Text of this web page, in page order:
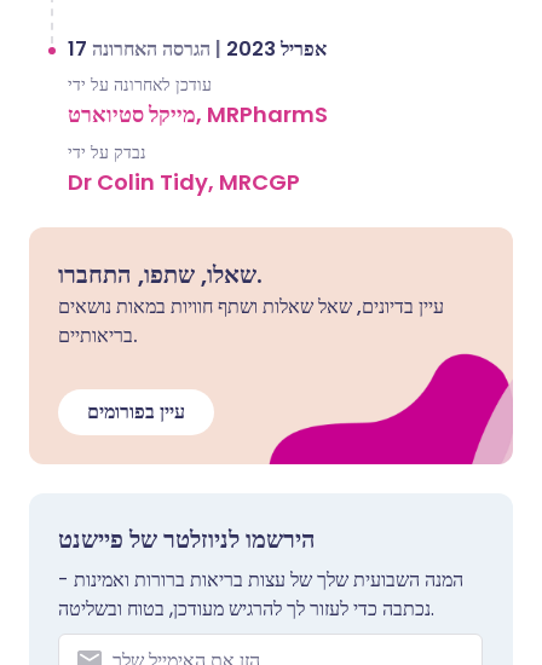
17 אפריל 2023 | הגרסה האחרונה
עודכן לאחרונה על ידי
מייקל סטיוארט, MRPharmS
נבדק על ידי
Dr Colin Tidy, MRCGP
שאלו, שתפו, התחברו.
עיין בדיונים, שאל שאלות ושתף חוויות במאות נושאים
בריאותיים.
עיין בפורומים
הירשמו לניוזלטר של פיישנט
המנה השבועית שלך של עצות בריאות ברורות ואמינות -
נכתבה כדי לעזור לך להרגיש מעודכן, בטוח ובשליטה.